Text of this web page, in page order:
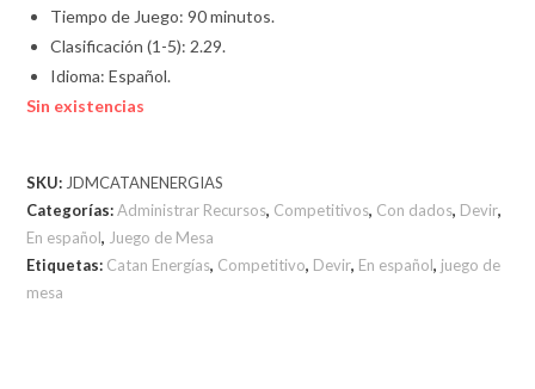
Tiempo de Juego: 90 minutos.
Clasificación (1-5): 2.29.
Idioma: Español.
Sin existencias
SKU: JDMCATANENERGIAS
Categorías:Administrar Recursos, Competitivos, Con dados, Devir,
En español, Juego de Mesa
Etiquetas: Catan Energías, Competitivo, Devir, En español, juego de
mesa